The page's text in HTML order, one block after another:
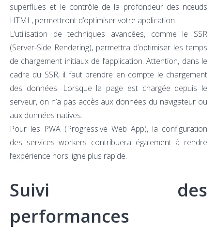
superflues et le contrôle de la profondeur des nœuds
HTML, permettront d’optimiser votre application.
L’utilisation de techniques avancées, comme le SSR
(Server-Side Rendering), permettra d’optimiser les temps
de chargement initiaux de l’application. Attention, dans le
cadre du SSR, il faut prendre en compte le chargement
des données. Lorsque la page est chargée depuis le
serveur, on n’a pas accès aux données du navigateur ou
aux données natives.
Pour les PWA (Progressive Web App), la configuration
des services workers contribuera également à rendre
l’expérience hors ligne plus rapide.
Suivi des
performances